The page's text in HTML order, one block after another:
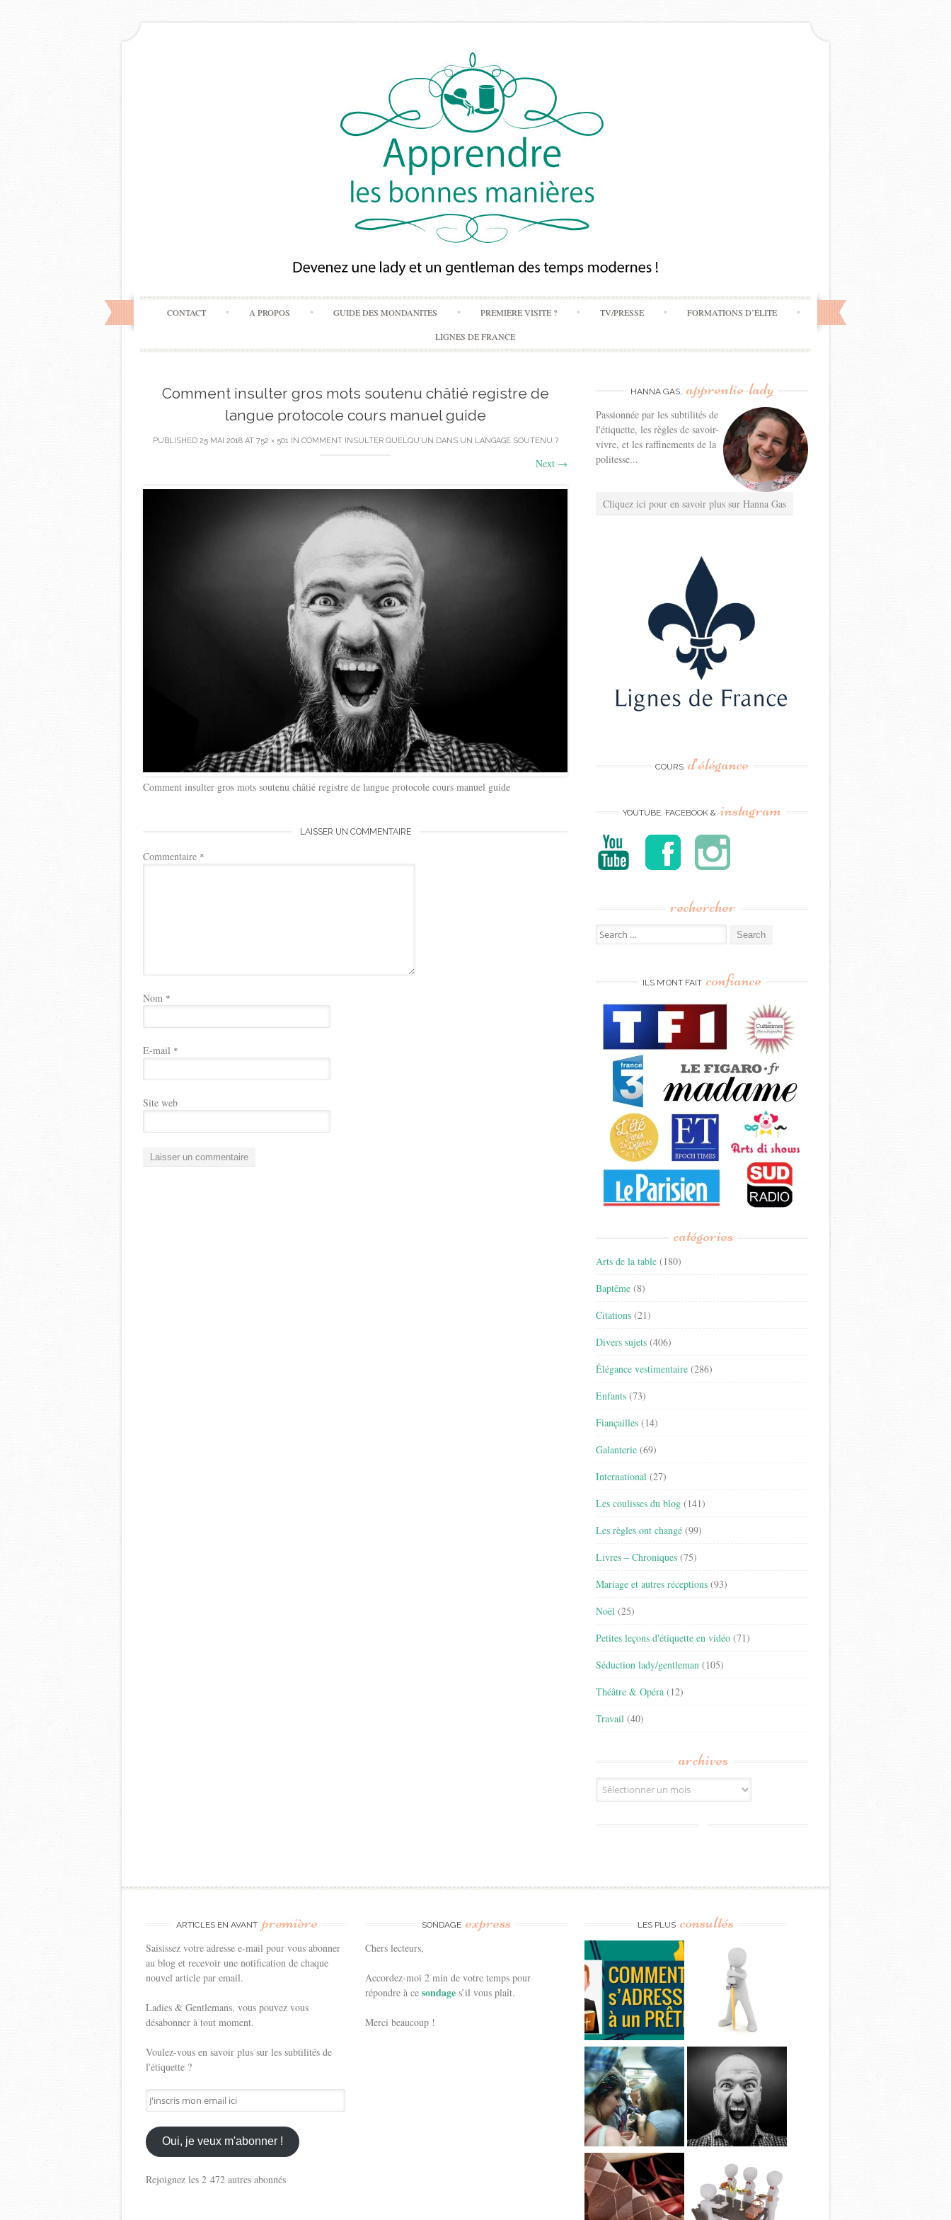
Skip
to
content
CONTACT A PROPOS GUIDE DES MONDANITÉS PREMIÈRE VISITE ? TV/PRESSE FORMATIONS D’ÉLITE
LIGNES DE FRANCE
Comment insulter gros mots soutenu châtié registre de
langue protocole cours manuel guide
PUBLISHED 25 MAI 2018AT 752 × 501IN COMMENT INSULTER QUELQU’UN DANS UN LANGAGE SOUTENU ?
Next →
Comment insulter gros mots soutenu châtié registre de langue protocole cours manuel guide
LAISSER UN COMMENTAIRE
Commentaire *
Nom *
E-mail *
Site web
HANNA GAS, apprentie-lady
Passionnée par les subtilités de
l'étiquette, les règles de savoir-
vivre, et les raffinements de la
politesse...
Cliquez ici pour en savoir plus sur Hanna Gas
COURS d’élégance
YOUTUBE, FACEBOOK & instagram
rechercher
Search
for:
ILS M’ONT FAIT confiance
catégories
Arts de la table (180)
Baptême (8)
Citations (21)
Divers sujets (406)
Élégance vestimentaire (286)
Enfants (73)
Fiançailles (14)
Galanterie (69)
International (27)
Les coulisses du blog (141)
Les règles ont changé (99)
Livres – Chroniques (75)
Mariage et autres réceptions (93)
Noël (25)
Petites leçons d'étiquette en vidéo (71)
Séduction lady/gentleman (105)
Théâtre & Opéra (12)
Travail (40)
archives
Archives
ARTICLES EN AVANT première
Saisissez votre adresse e-mail pour vous abonner
au blog et recevoir une notification de chaque
nouvel article par email.
Ladies & Gentlemans, vous pouvez vous
désabonner à tout moment.
Voulez-vous en savoir plus sur les subtilités de
l'étiquette ?
J'inscris
mon
email
ici
Oui, je veux m'abonner !
Rejoignez les 2 472 autres abonnés
SONDAGE express
Chers lecteurs,
Accordez-moi 2 min de votre temps pour
répondre à cesondages’il vous plaît.
Merci beaucoup !
LES PLUS consultés